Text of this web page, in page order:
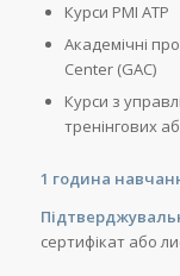
Курси PMI ATP
Академічні
Center (GAC)
Курси з
тренінгових
1 година
сертифікат або